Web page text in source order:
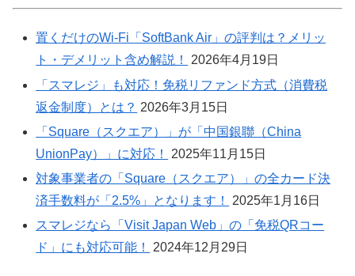
置くだけのWi-Fi「SoftBank Air」の評判は？メリッ
ト・デメリット含め解説！
2026年4月19日
「スマレジ」も対応！免税リファンド方式（消費税
返金制度）とは？ 2026年3月15日
「Square（スクエア）」が「中国銀聯（China
UnionPay）」に対応！
2025年11月15日
​対象事業者の「Square（スクエア）」の全カード決
済手数料が「​2.5%」となります！
2025年1月16日
スマレジなら「Visit Japan Web」の「免税QRコー
ド」にも対応可能！
2024年12月29日